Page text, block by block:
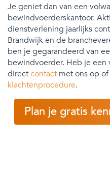
Je geniet dan van een
bewindvoerderskantoor.
dienstverlening jaarlijks
Brandwijk en de
ben je gegarandeerd van
bewindvoerder. Heb je
directcontact met ons op
klachtenprocedure.
Plan je gratis